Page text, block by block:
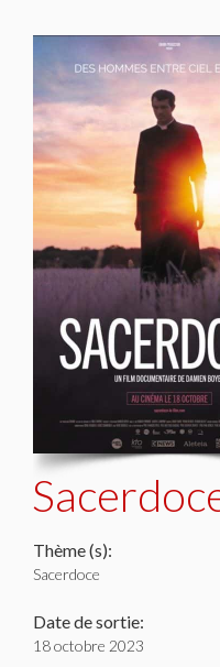
Thème (s):
Sacerdoce
Date de sortie:
18 octobre 2023